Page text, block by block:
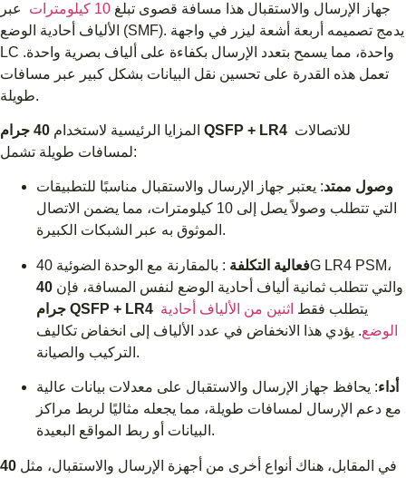
جهاز الإرسال والاستقبال هذا مسافة قصوى تبلغ 10 كيلومترات
عبر
الألياف أحادية الوضع (SMF). يدمج تصميمه أربعة أشعة ليزر في واجهة
LC واحدة، مما يسمح بتعدد الإرسال بكفاءة على ألياف بصرية واحدة.
تعمل هذه القدرة على تحسين نقل البيانات بشكل كبير عبر مسافات
طويلة.
المزايا الرئيسية لاستخدام 40 جرام QSFP + LR4
لمسافات طويلة تشمل:
وصول ممتد: يعتبر جهاز الإرسال والاستقبال مناسبًا للتطبيقات
التي تتطلب وصولاً يصل إلى 10 كيلومترات، مما يضمن الاتصال
الموثوق به عبر الشبكات الكبيرة.
فعالية التكلفة
: بالمقارنة مع الوحدة الضوئية 40G LR4 PSM،
والتي تتطلب ثمانية ألياف أحادية الوضع لنفس المسافة، فإن 40
جرام QSFP + LR4
يتطلب فقط اثنين من الألياف أحادية
الوضع. يؤدي هذا الانخفاض في عدد الألياف إلى انخفاض تكاليف
التركيب والصيانة.
أداء: يحافظ جهاز الإرسال والاستقبال على معدلات بيانات عالية
مع دعم الإرسال لمسافات طويلة، مما يجعله مثاليًا لربط مراكز
البيانات أو ربط المواقع البعيدة.
في المقابل، هناك أنواع أخرى من أجهزة الإرسال والاستقبال، مثل 40